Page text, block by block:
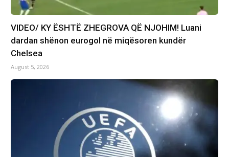
VIDEO/ KY ËSHTË ZHEGROVA QË NJOHIM! Luani
dardan shënon eurogol në miqësoren kundër
Chelsea
August 5, 2026